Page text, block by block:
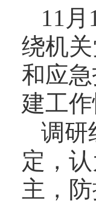
11
绕机
和应
建工
调研
定，
主，